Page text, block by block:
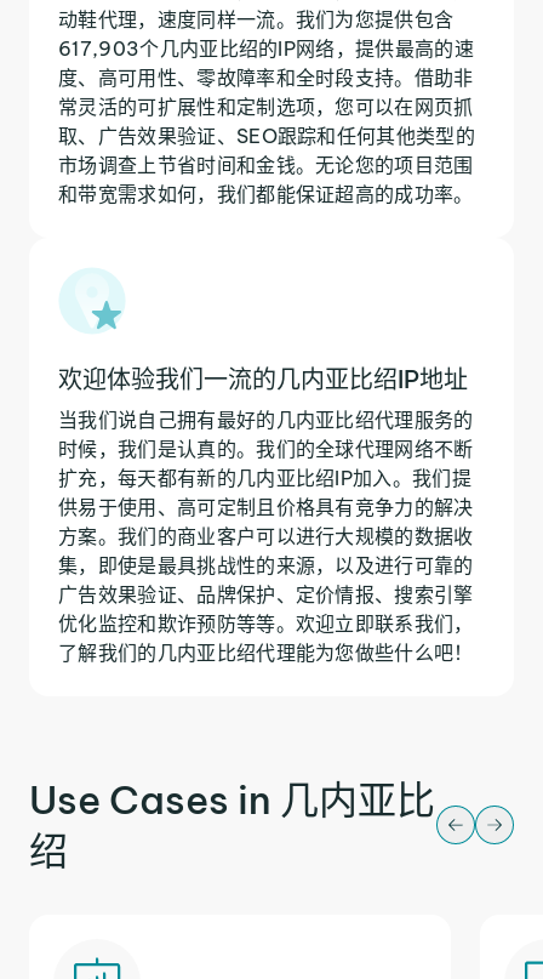
动鞋代理，速度同样一流。我们为您提供包含
617,903个几内亚比绍的IP网络，提供最高的速
度、高可用性、零故障率和全时段支持。借助非
常灵活的可扩展性和定制选项，您可以在网页抓
取、广告效果验证、SEO跟踪和任何其他类型的
市场调查上节省时间和金钱。无论您的项目范围
和带宽需求如何，我们都能保证超高的成功率。
欢迎体验我们一流的几内亚比绍IP地址
当我们说自己拥有最好的几内亚比绍代理服务的
时候，我们是认真的。我们的全球代理网络不断
扩充，每天都有新的几内亚比绍IP加入。我们提
供易于使用、高可定制且价格具有竞争力的解决
方案。我们的商业客户可以进行大规模的数据收
集，即使是最具挑战性的来源，以及进行可靠的
广告效果验证、品牌保护、定价情报、搜索引擎
优化监控和欺诈预防等等。欢迎立即联系我们，
了解我们的几内亚比绍代理能为您做些什么吧！
Use Cases in 几内亚比
绍